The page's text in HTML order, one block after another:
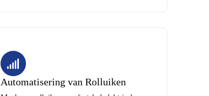
Automatisering van Rolluiken